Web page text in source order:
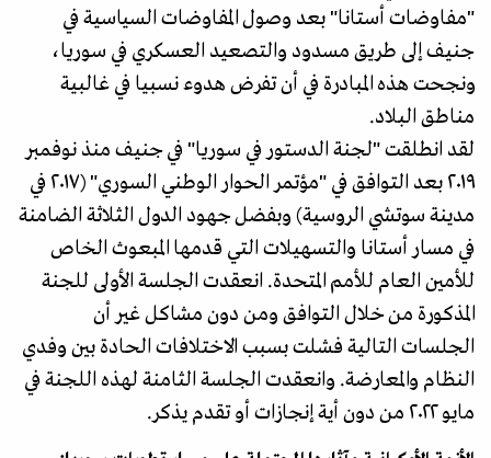
"مفاوضات أستانا" بعد وصول المفاوضات السياسية في
جنيف إلى طريق مسدود والتصعيد العسكري في سوريا،
ونجحت هذه المبادرة في أن تفرض هدوء نسبيا في غالبية
مناطق البلاد.
لقد انطلقت "لجنة الدستور في سوريا" في جنيف منذ نوفمبر
٢٠١٩ بعد التوافق في "مؤتمر الحوار الوطني السوري" (٢٠١٧ في
مدينة سوتشي الروسية) وبفضل جهود الدول الثلاثة الضامنة
في مسار أستانا والتسهيلات التي قدمها المبعوث الخاص
للأمين العام للأمم المتحدة. انعقدت الجلسة الأولى للجنة
المذكورة من خلال التوافق ومن دون مشاكل غير أن
الجلسات التالية فشلت بسبب الاختلافات الحادة بين وفدي
النظام والمعارضة. وانعقدت الجلسة الثامنة لهذه اللجنة في
مايو ٢٠٢٢ من دون أية إنجازات أو تقدم يذكر.